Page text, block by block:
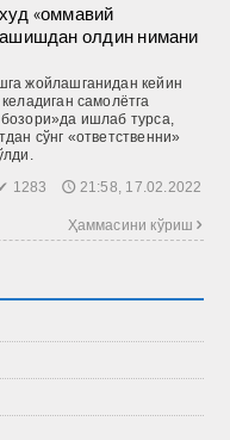
«оммавий
олдин нимани
жойлашганидан кейин
самолётга
ишлаб турса,
сўнг «ответственни»
1283 🕔 21:58, 17.02.2022
Ҳаммасини кўриш 